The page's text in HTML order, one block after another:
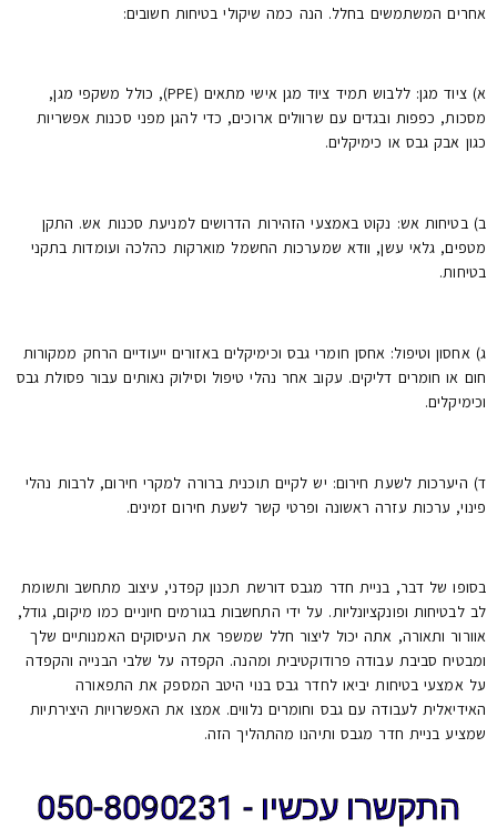
אחרים המשתמשים בחלל. הנה כמה שיקולי בטיחות חשובים:
א) ציוד מגן: ללבוש תמיד ציוד מגן אישי מתאים (PPE), כולל משקפי מגן,
מסכות, כפפות ובגדים עם שרוולים ארוכים, כדי להגן מפני סכנות אפשריות
כגון אבק גבס או כימיקלים.
ב) בטיחות אש: נקוט באמצעי הזהירות הדרושים למניעת סכנות אש. התקן
מטפים, גלאי עשן, וודא שמערכות החשמל מוארקות כהלכה ועומדות בתקני
בטיחות.
ג) אחסון וטיפול: אחסן חומרי גבס וכימיקלים באזורים ייעודיים הרחק ממקורות
חום או חומרים דליקים. עקוב אחר נהלי טיפול וסילוק נאותים עבור פסולת גבס
וכימיקלים.
ד) היערכות לשעת חירום: יש לקיים תוכנית ברורה למקרי חירום, לרבות נהלי
פינוי, ערכות עזרה ראשונה ופרטי קשר לשעת חירום זמינים.
בסופו של דבר, בניית חדר מגבס דורשת תכנון קפדני, עיצוב מתחשב ותשומת
לב לבטיחות ופונקציונליות. על ידי התחשבות בגורמים חיוניים כמו מיקום, גודל,
אוורור ותאורה, אתה יכול ליצור חלל שמשפר את העיסוקים האמנותיים שלך
ומבטיח סביבת עבודה פרודוקטיבית ומהנה. הקפדה על שלבי הבנייה והקפדה
על אמצעי בטיחות יביאו לחדר גבס בנוי היטב המספק את התפאורה
האידיאלית לעבודה עם גבס וחומרים נלווים. אמצו את האפשרויות היצירתיות
שמציע בניית חדר מגבס ותיהנו מהתהליך הזה.
התקשרו עכשיו - 050-8090231